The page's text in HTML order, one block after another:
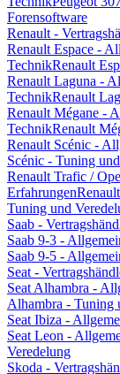
Forensoftware
Renault -
Renault Espace -
TechnikRenault
Renault Laguna -
TechnikRenault
Renault Mégane -
TechnikRenault
Renault Scénic -
Scénic - Tuning
Renault Trafic /
Erfahrungen
Tuning und
Saab -
Saab 9-3 -
Saab 9-5 -
Seat -
Seat Alhambra -
Alhambra - Tuning
Seat Ibiza -
Seat Leon -
Veredelung
Skoda -